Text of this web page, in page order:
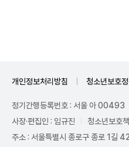
개인정보처리방침 청소년보호
정기간행등록번호 : 서울 아 00493
사장·편집인 : 임규진
청소년보호
주소 : 서울특별시 종로구 종로 1길